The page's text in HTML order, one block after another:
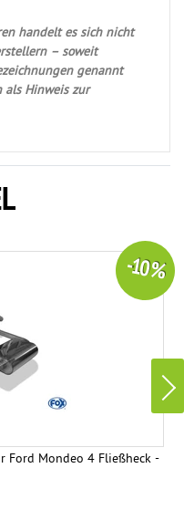
handelt es sich nicht
– soweit
genannt
als Hinweis zur
Ford Mondeo 4 Fließheck -
-10 %